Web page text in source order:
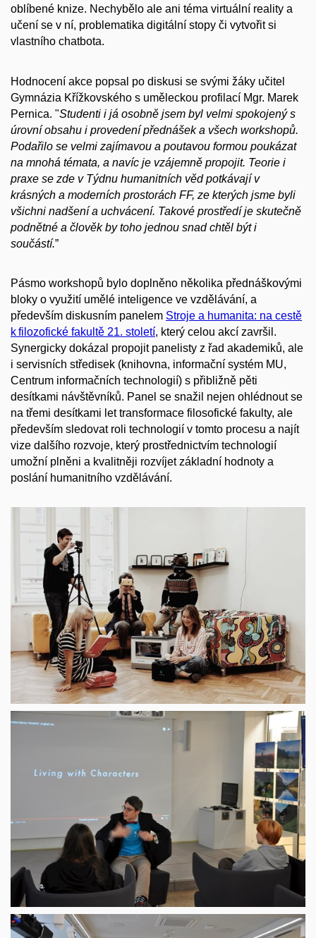
oblíbené knize. Nechybělo ale ani téma virtuální reality a
učení se v ní, problematika digitální stopy či vytvořit si
vlastního chatbota.
Hodnocení akce popsal po diskusi se svými žáky učitel
Gymnázia Křížkovského s uměleckou profilací Mgr. Marek
Pernica. "Studenti i já osobně jsem byl velmi spokojený s
úrovní obsahu i provedení přednášek a všech workshopů.
Podařilo se velmi zajímavou a poutavou formou poukázat
na mnohá témata, a navíc je vzájemně propojit. Teorie i
praxe se zde v Týdnu humanitních věd potkávají v
krásných a moderních prostorách FF, ze kterých jsme byli
všichni nadšení a uchvácení. Takové prostředí je skutečně
podnětné a člověk by toho jednou snad chtěl být i
součástí.”
Pásmo workshopů bylo doplněno několika přednáškovými
bloky o využití umělé inteligence ve vzdělávání, a
především diskusním panelem Stroje a humanita: na cestě
k filozofické fakultě 21. století, který celou akcí završil.
Synergicky dokázal propojit panelisty z řad akademiků, ale
i servisních středisek (knihovna, informační systém MU,
Centrum informačních technologií) s přibližně pěti
desítkami návštěvníků. Panel se snažil nejen ohlédnout se
na třemi desítkami let transformace filosofické fakulty, ale
především sledovat roli technologií v tomto procesu a najít
vize dalšího rozvoje, který prostřednictvím technologií
umožní plněni a kvalitněji rozvíjet základní hodnoty a
poslání humanitního vzdělávání.